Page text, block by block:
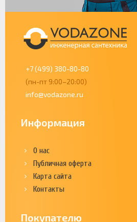
+7 (499) 380-80-80
(пн-пт 9:00–20:00)
info@vodazone.ru
Информация
О нас
Публичная оферта
Карта сайта
Контакты
Покупателю